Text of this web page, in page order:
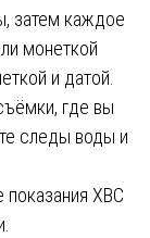
затем каждое
монеткой
и датой.
где вы
следы воды и
показания ХВС